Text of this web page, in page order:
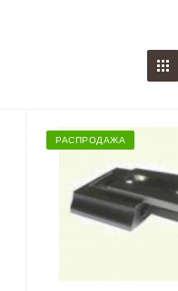
РАСПРОДАЖА